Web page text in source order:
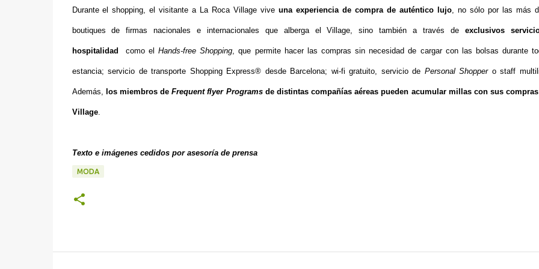
Durante el shopping, el visitante a La Roca Village viveuna experiencia de compra de auténtico lujo, no sólo por las más
boutiques de firmas nacionales e internacionales que alberga el Village, sino también a través de exclusivos
hospitalidad como elHands-free Shopping, que permite hacer las compras sin necesidad de cargar con las bolsas durante
estancia; servicio de transporte Shopping Express® desde Barcelona; wi-fi gratuito, servicio de Personal Shoppero staff
Además, los miembros deFrequent flyer Programsde distintas compañías aéreas pueden acumular millas con sus compras
Village.
Texto e imágenes cedidos por asesoría de prensa
MODA